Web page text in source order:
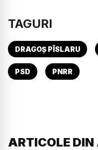
TAGURI
DRAGOȘ PÎSLARU
PSD PNRR
ARTICOLE DIN